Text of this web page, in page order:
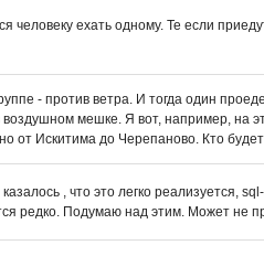
человеку ехать одному. Те если
- против ветра. И тогда один
воздушном мешке. Я вот, например, на
от Искитима до Черепаново. Кто
, что это легко реализуется,
редко. Подумаю над этим. Может не